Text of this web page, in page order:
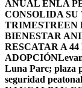
ANUAL ENLA
CONSOLIDA
TRIMESTREEN
BIENESTAR
RESCATAR A 44
ADOPCIÓN
Luna Parc; plaza
seguridad peatonal